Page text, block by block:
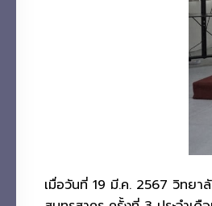
เมื่อวันที่ 19 มี.ค. 2567 วิทยา